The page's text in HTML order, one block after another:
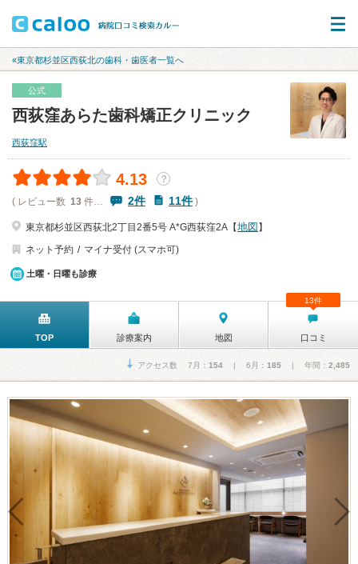
«東京都杉並区西荻北の歯科・歯医者一覧へ
公式
西荻窪あらた歯科矯正クリニック
西荻窪駅
4.13
？
( レビュー数 13 件… 2件 11件)
東京都杉並区西荻北2丁目2番5号 A*G西荻窪2A【地図 】
ネット予約
マイナ受付 (スマホ可)
土曜・日曜も診療
TOP 診療案内 地図 口コミ
13件
アクセス数 7月： 154 | 6月： 185 | 年間： 2,485